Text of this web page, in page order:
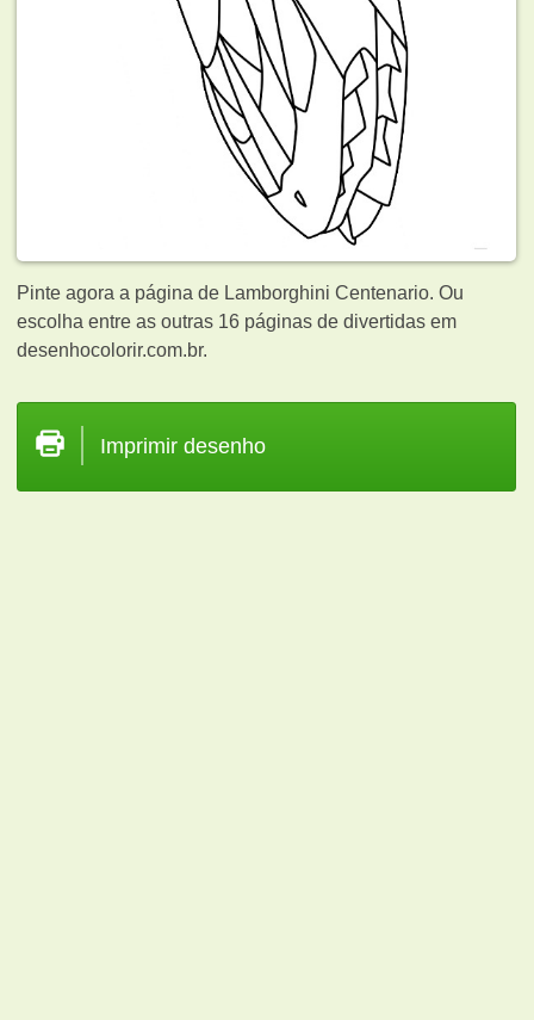
Pinte agora a página de Lamborghini Centenario. Ou
escolha entre as outras 16 páginas dedivertidas em
desenhocolorir.com.br.
Imprimir desenho